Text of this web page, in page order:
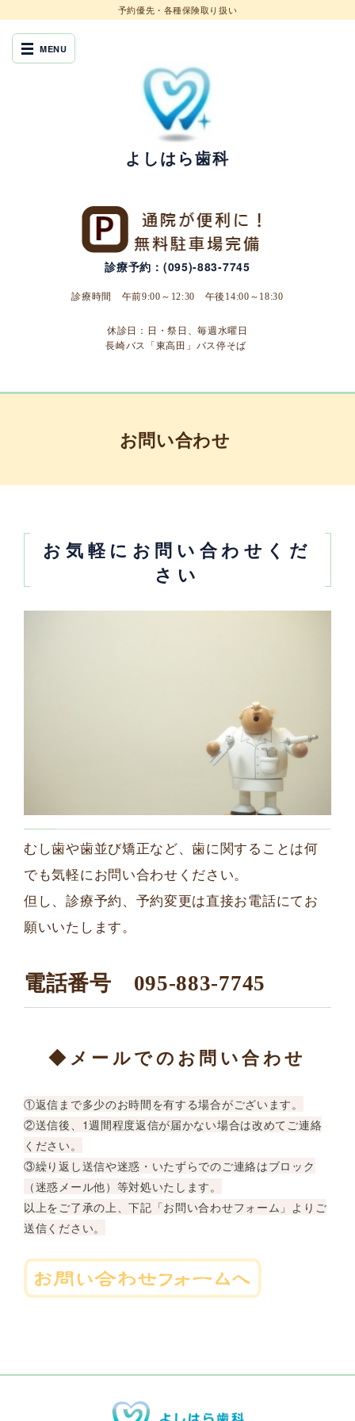
予約優先・各種保険取り扱い
よしはら歯科
診療予約：(095)-883-7745
診療時間 午前9:00～12:30 午後14:00～18:30
休診日：日・祭日、毎週水曜日
長崎バス「東高田」バス停そば
お問い合わせ
お気軽にお問い合わせくだ
さい
むし歯や歯並び矯正など、歯に関することは何
でも気軽にお問い合わせください。
但し、診療予約、予約変更は直接お電話にてお
願いいたします。
電話番号 095-883-7745
◆メールでのお問い合わせ
①返信まで多少のお時間を有する場合がございます。
②送信後、1週間程度返信が届かない場合は改めてご連絡
ください。
③繰り返し送信や迷惑・いたずらでのご連絡はブロック
（迷惑メール他）等対処いたします。
以上をご了承の上、下記「お問い合わせフォーム」よりご
送信ください。